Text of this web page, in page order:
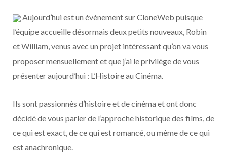
b
o
k
i
e
a
a
o
k
u
b
o d
o
Aujourd’hui est un évènement sur CloneWeb puisque
l’équipe accueille désormais deux petits nouveaux, Robin
et William, venus avec un projet intéressant qu’on va vous
proposer mensuellement et que j’ai le privilège de vous
présenter aujourd’hui : L’Histoire au Cinéma.
Ils sont passionnés d’histoire et de cinéma et ont donc
décidé de vous parler de l’approche historique des films, de
ce qui est exact, de ce qui est romancé, ou même de ce qui
est anachronique.